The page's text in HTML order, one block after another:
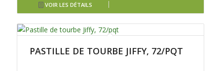
VOIR LES DÉTAILS
PASTILLE DE TOURBE JIFFY, 72/PQT